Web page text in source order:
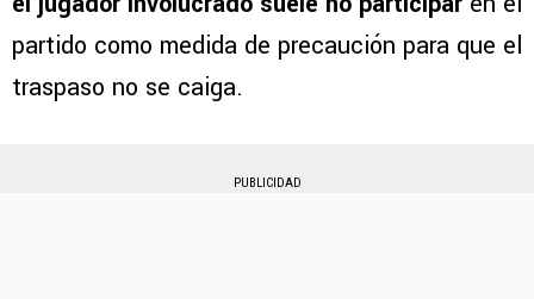
partido como medida de precaución para que el
traspaso no se caiga.
PUBLICIDAD